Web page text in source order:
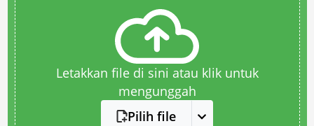
Letakkan file di sini atau klik untuk
mengunggah
Pilih file